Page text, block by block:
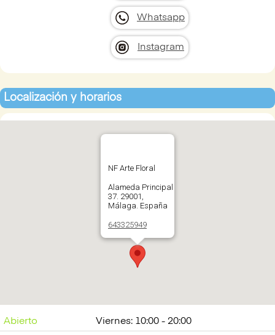
Whatsapp
Instagram
Localización y horarios
NF Arte Floral
Alameda Principal
37. 29001,
Málaga. España
643325949
Abrir en Google
Abierto
Viernes: 10:00 - 20:00